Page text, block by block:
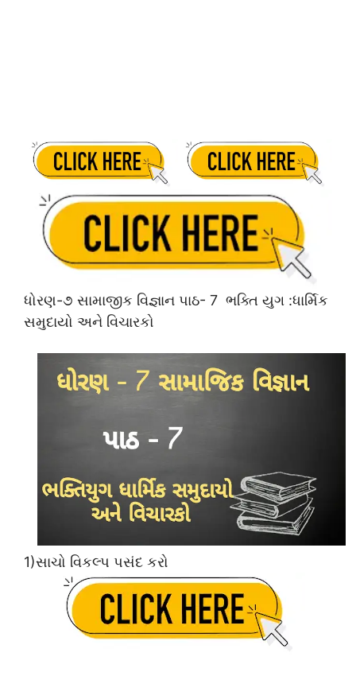
ધોરણ-૭ સામાજીક વિજ્ઞાન પાઠ- 7 ભક્તિ યુગ :ધાર્મિક
સમુદાયો અને વિચારકો
1)સાચો વિકલ્પ પસંદ કરો